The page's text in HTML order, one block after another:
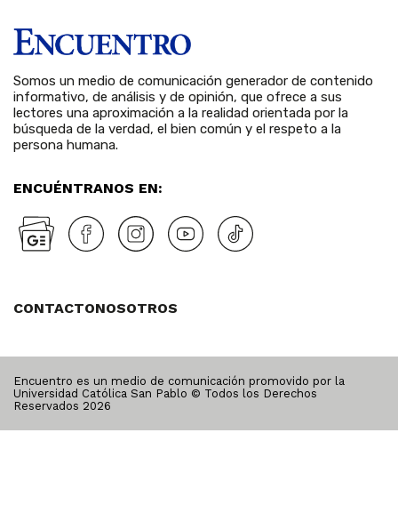
Somos un medio de comunicación generador de contenido
informativo, de análisis y de opinión, que ofrece a sus
lectores una aproximación a la realidad orientada por la
búsqueda de la verdad, el bien común y el respeto a la
persona humana.
ENCUÉNTRANOS EN:
CONTACTONOSOTROS
Encuentro es un medio de comunicación promovido por la
Universidad Católica San Pablo © Todos los Derechos
Reservados 2026